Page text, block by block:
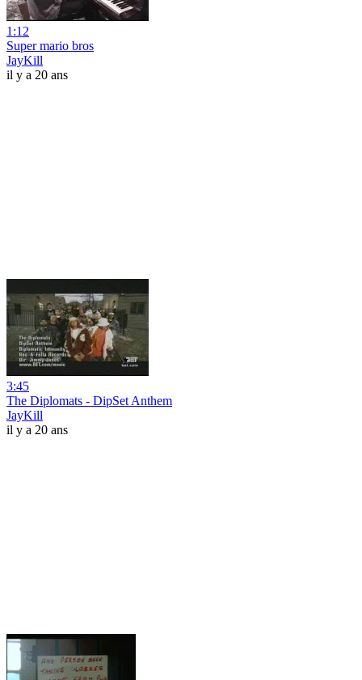
1:12
Super mario bros
JayKill
il y a 20 ans
3:45
The Diplomats - DipSet Anthem
JayKill
il y a 20 ans